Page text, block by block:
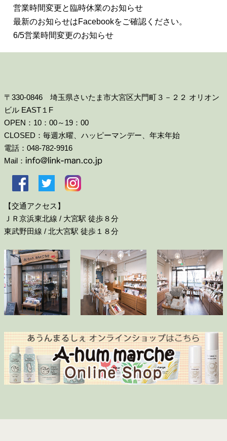
営業時間変更と臨時休業のお知らせ
最新のお知らせはFacebookをご確認ください。
6/5営業時間変更のお知らせ
〒330-0846 埼玉県さいたま市大宮区大門町３－２２ オリオン
ビル EAST１F
OPEN：10：00～19：00
CLOSED：毎週水曜、ハッピーマンデー、年末年始
電話：048-782-9916
Mail：
【交通アクセス】
ＪＲ京浜東北線 / 大宮駅 徒歩８分
東武野田線 / 北大宮駅 徒歩１８分